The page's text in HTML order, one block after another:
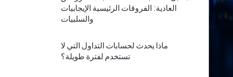
العادية: الفروقات الرئيسية الإيجابيات
والسلبيات
ماذا يحدث لحسابات التداول التي لا
تستخدم لفترة طويلة؟